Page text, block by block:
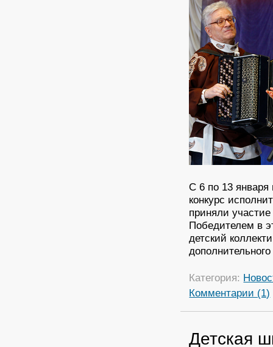
С 6 по 13
конкурс
приняли
Победителем в
детский
Категория:
Комментарии (1)
Детская